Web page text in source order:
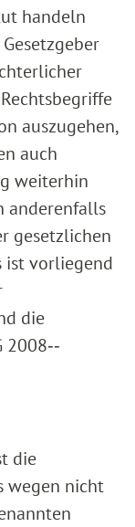
handeln
auszugehen,
auch
weiterhin
anderenfalls
gesetzlichen
ist vorliegend
die
die
wegen nicht